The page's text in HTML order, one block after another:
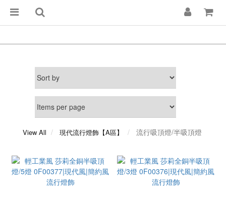
View All 現代流行燈飾【A區】 流行吸頂燈/半吸頂燈